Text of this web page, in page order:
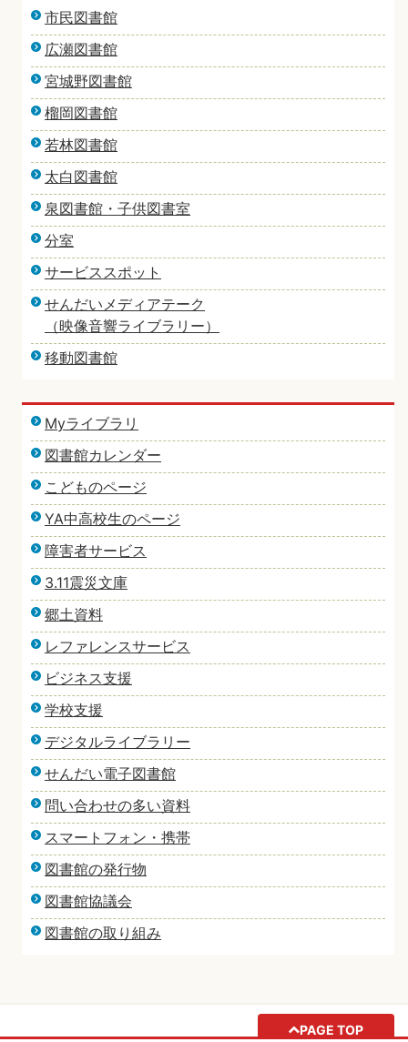
市民図書館
広瀬図書館
宮城野図書館
榴岡図書館
若林図書館
太白図書館
泉図書館・子供図書室
分室
サービススポット
せんだいメディアテーク
（映像音響ライブラリー）
移動図書館
Myライブラリ
図書館カレンダー
こどものページ
YA中高校生のページ
障害者サービス
3.11震災文庫
郷土資料
レファレンスサービス
ビジネス支援
学校支援
デジタルライブラリー
せんだい電子図書館
問い合わせの多い資料
スマートフォン・携帯
図書館の発行物
図書館協議会
図書館の取り組み
PAGE TOP